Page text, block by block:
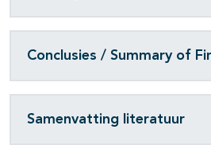
Conclusies / Summary of
Samenvatting literatuur